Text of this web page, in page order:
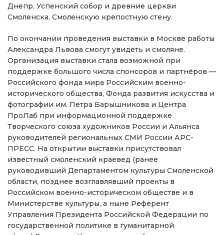
Днепр, Успенский собор и древние церкви
Смоленска, Смоленскую крепостную стену.
По окончании проведения выставки в Москве работы
Александра Львова смогут увидеть и смоляне.
Организация выставки стала возможной при
поддержке большого числа спонсоров и партнёров —
Российского фонда мира Российским военно-
исторического общества, Фонда развития искусства и
фотографии им. Петра Барышникова и Центра
ПроЛаб при информационной поддержке
Творческого союза художников России и Альянса
руководителей региональных СМИ России АРС-
ПРЕСС. На открытии выставки присутствовал
известный смоленский краевед (ранее
руководивший Департаментом культуры Смоленской
области, позднее возглавлявший проекты в
Российском военно-историческом обществе и в
Министерстве культуры, а ныне Референт
Управления Президента Российской Федерации по
государственной политике в гуманитарной